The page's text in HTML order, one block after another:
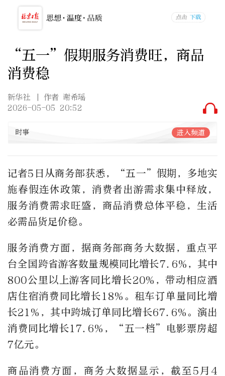
“五一”假期服务消费旺，商品
消费稳
新华社
| 作者 谢希瑶
2026-05-05 20:52
时事 进入频道
记者5日从商务部获悉，“五一”假期，多地实
施春假连休政策，消费者出游需求集中释放，
服务消费需求旺盛，商品消费总体平稳，生活
必需品货足价稳。
服务消费方面，据商务部商务大数据，重点平
台全国跨省游客数量规模同比增长7.6%，其中
800公里以上游客同比增长20%，带动相应酒
店住宿消费同比增长18%。租车订单量同比增
长21%，其中跨城订单同比增长67.6%。演出
消费同比增长17.6%，“五一档”电影票房超
7亿元。
商品消费方面，商务大数据显示，截至5月4